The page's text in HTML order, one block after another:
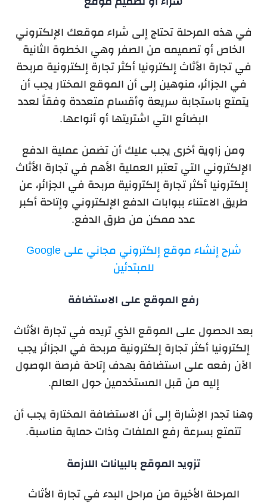
في هذه المرحلة تحتاج إلى شراء موقعك الإلكتروني
الخاص أو تصميمه من الصفر وهي الخطوة الثانية
في تجارة الأثاث إلكترونيا أكثر تجارة إلكترونية مربحة
في الجزائر، منوهين إلى أن الموقع المختار يجب أن
يتمتع باستجابة سريعة وأقسام متعددة وفقاً لعدد
البضائع التي اشتريتها أو أنواعها.
ومن زاوية أخرى يجب عليك أن تضمن عملية الدفع
الإلكتروني التي تعتبر العملية الأهم في تجارة الأثاث
إلكترونيا أكثر تجارة إلكترونية مربحة في الجزائر، عن
طريق الاعتناء ببوابات الدفع الإلكتروني وإتاحة أكبر
عدد ممكن من طرق الدفع.
شرح إنشاء موقع إلكتروني مجاني على Google
للمبتدئين
رفع الموقع على الاستضافة
بعد الحصول على الموقع الذي تريده في تجارة الأثاث
إلكترونيا أكثر تجارة إلكترونية مربحة في الجزائر يجب
الآن رفعه على استضافة بهدف إتاحة فرصة الوصول
إليه من قبل المستخدمين حول العالم.
وهنا تجدر الإشارة إلى أن الاستضافة المختارة يجب أن
تتمتع بسرعة رفع الملفات وذات حماية مناسبة.
تزويد الموقع بالبيانات اللازمة
المرحلة الأخيرة من مراحل البدء في تجارة الأثاث